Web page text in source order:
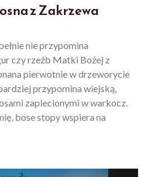
z Zakrzewa
nie przypomina
czy rzeźb Matki Bożej z
pierwotnie w drzeworycie
przypomina wiejską,
zaplecionymi w warkocz.
bose stopy wspiera na